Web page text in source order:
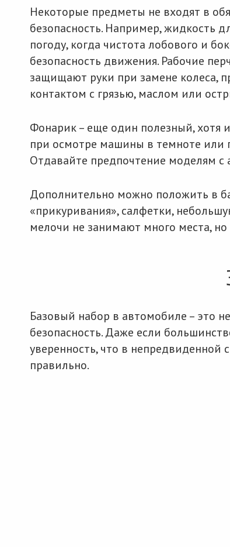
Некоторые предметы не входят в
безопасность. Например, жидкость
погоду, когда чистота лобового и
безопасность движения. Рабочие
защищают руки при замене колеса,
контактом с грязью, маслом или
Фонарик – еще один полезный, хотя
при осмотре машины в темноте или
Отдавайте предпочтение моделям
Дополнительно можно положить в
«прикуривания», салфетки,
мелочи не занимают много места,
Базовый набор в автомобиле – это
безопасность. Даже если
уверенность, что в непредвиденной
правильно.